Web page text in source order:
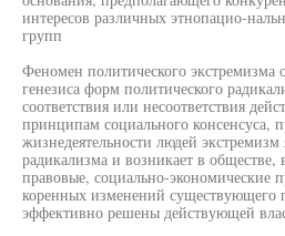
интересов различных этнопацио-
групп
Феномен политического экстремизма
генезиса форм политического
соответствия или несоответствия
принципам социального консенсуса,
жизнедеятельности людей
радикализма и возникает в обществе,
правовые, социально-экономические
коренных изменений существующего
эффективно решены действующей